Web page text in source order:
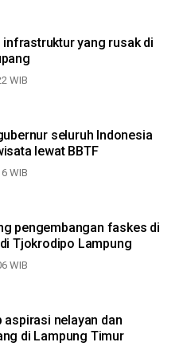
infrastruktur yang rusak di
WIB
seluruh Indonesia
lewat BBTF
WIB
pengembangan faskes di
Tjokrodipo Lampung
WIB
aspirasi nelayan dan
di Lampung Timur